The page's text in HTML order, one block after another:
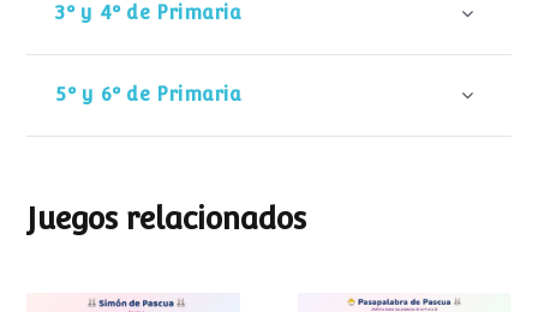
3º y 4º de Primaria
5º y 6º de Primaria
Juegos relacionados